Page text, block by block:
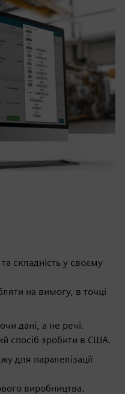
складність у своєму
на вимогу, в точці
дані, а не речі.
спосіб зробити в США.
для паралелізації
виробництва.